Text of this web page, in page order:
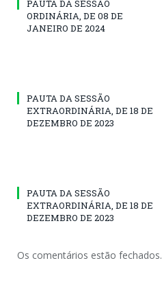
PAUTA DA SESSÃO
ORDINÁRIA, DE 08 DE
JANEIRO DE 2024
PAUTA DA SESSÃO
EXTRAORDINÁRIA, DE 18 DE
DEZEMBRO DE 2023
PAUTA DA SESSÃO
EXTRAORDINÁRIA, DE 18 DE
DEZEMBRO DE 2023
Os comentários estão fechados.